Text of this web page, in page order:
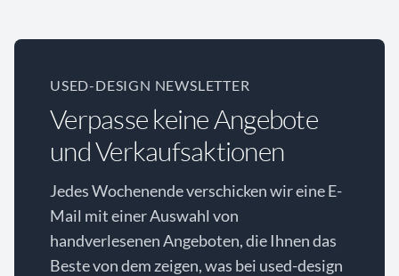
USED-DESIGN NEWSLETTER
Verpasse keine Angebote
und Verkaufsaktionen
Jedes Wochenende verschicken wir eine E-
Mail mit einer Auswahl von
handverlesenen Angeboten, die Ihnen das
Beste von dem zeigen, was bei used-design